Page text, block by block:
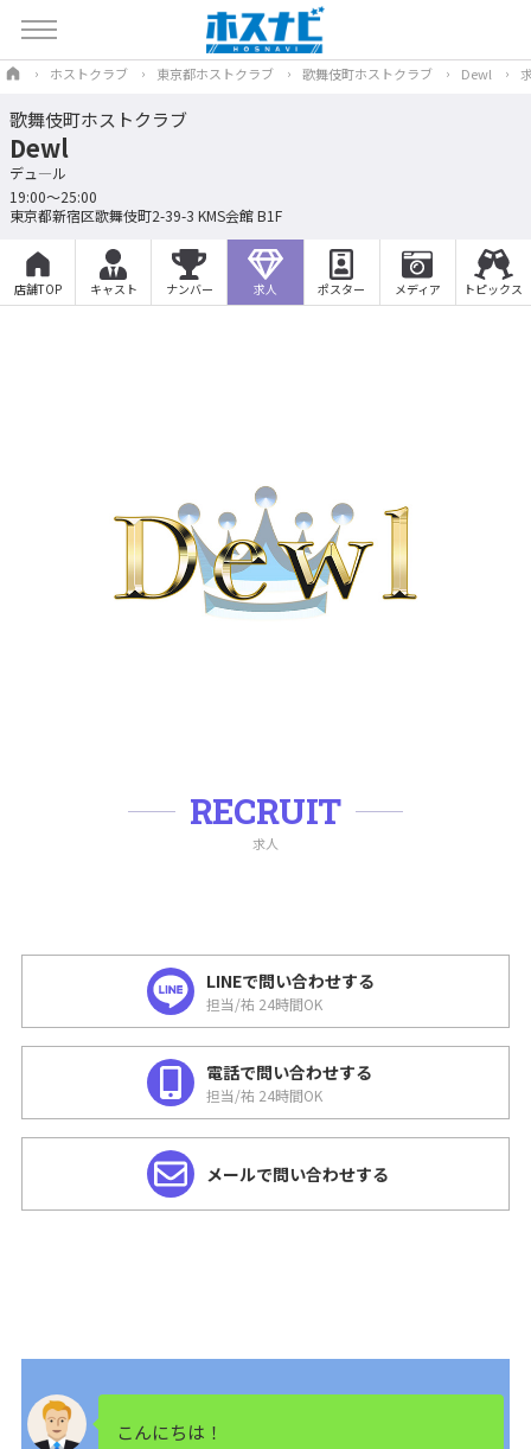
ホストクラブ 東京都ホストクラブ 歌舞伎町ホストクラブ Dewl
歌舞伎町ホストクラブ
Dewl
デュ―ル
19:00～25:00
東京都新宿区歌舞伎町2-39-3 KMS会館 B1F
店舗TOP キャスト ナンバー 求人 ポスター メディア トピックス
RECRUIT
求人
LINEで問い合わせする
担当/祐 24時間OK
電話で問い合わせする
担当/祐 24時間OK
メールで問い合わせする
こんにちは！